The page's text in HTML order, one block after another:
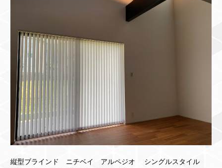
縦型ブラインド ニチベイ アルペジオ シングルスタイル